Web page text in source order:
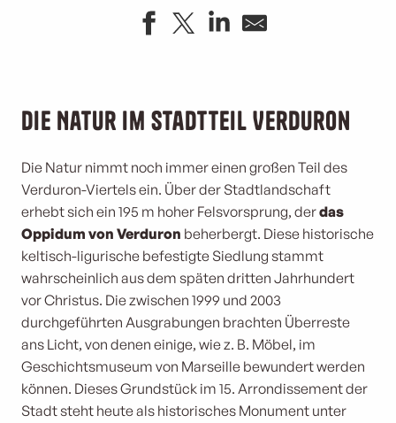
Die Natur im Stadtteil Verduron
Die Natur nimmt noch immer einen großen Teil des
Verduron-Viertels ein. Über der Stadtlandschaft
erhebt sich ein 195 m hoher Felsvorsprung, derdas
Oppidum von Verduron beherbergt. Diese historische
keltisch-ligurische befestigte Siedlung stammt
wahrscheinlich aus dem späten dritten Jahrhundert
vor Christus. Die zwischen 1999 und 2003
durchgeführten Ausgrabungen brachten Überreste
ans Licht, von denen einige, wie z. B. Möbel, im
Geschichtsmuseum von Marseille bewundert werden
können. Dieses Grundstück im 15. Arrondissement der
Stadt steht heute als historisches Monument unter